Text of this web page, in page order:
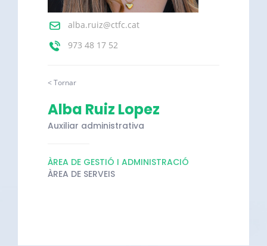
alba.ruiz@ctfc.cat
973 48 17 52
< Tornar
Alba Ruiz Lopez
Auxiliar administrativa
ÀREA DE GESTIÓ I ADMINISTRACIÓ
ÀREA DE SERVEIS